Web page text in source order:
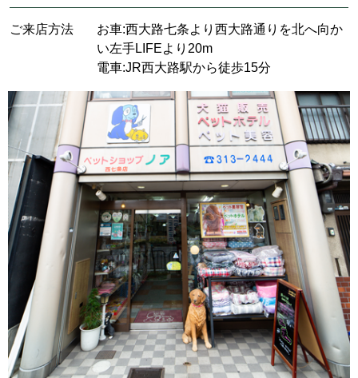
ご来店方法
お車:西大路七条より西大路通りを北へ向か
い左手LIFEより20m
電車:JR西大路駅から徒歩15分